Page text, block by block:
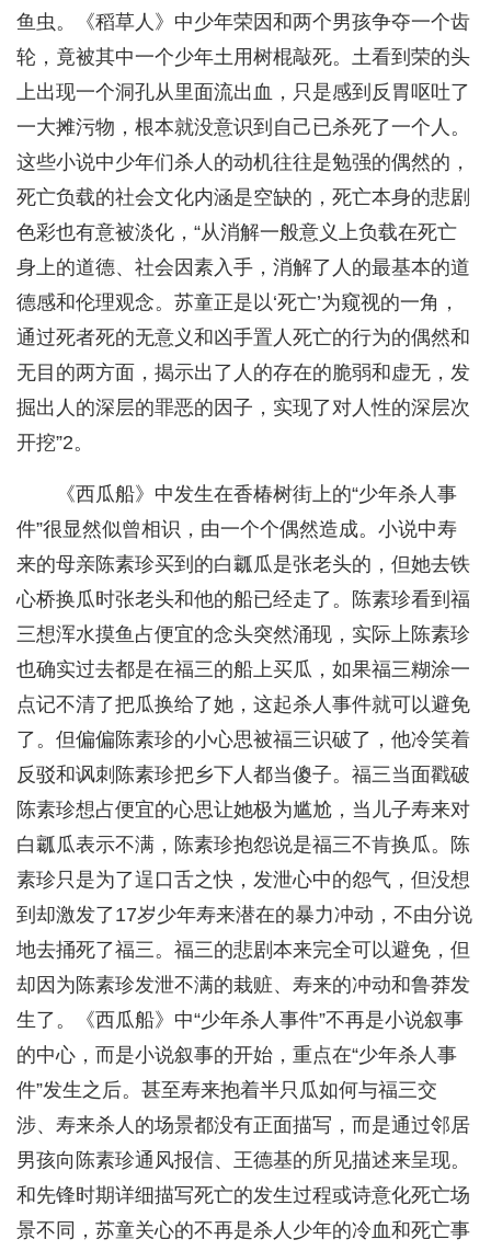
鱼虫。《稻草人》中少年荣因和两个男孩争夺一个齿
轮，竟被其中一个少年土用树棍敲死。土看到荣的头
上出现一个洞孔从里面流出血，只是感到反胃呕吐了
一大摊污物，根本就没意识到自己已杀死了一个人。
这些小说中少年们杀人的动机往往是勉强的偶然的，
死亡负载的社会文化内涵是空缺的，死亡本身的悲剧
色彩也有意被淡化，“从消解一般意义上负载在死亡
身上的道德、社会因素入手，消解了人的最基本的道
德感和伦理观念。苏童正是以‘死亡’为窥视的一角，
通过死者死的无意义和凶手置人死亡的行为的偶然和
无目的两方面，揭示出了人的存在的脆弱和虚无，发
掘出人的深层的罪恶的因子，实现了对人性的深层次
开挖”2。
《西瓜船》中发生在香椿树街上的“少年杀人事
件”很显然似曾相识，由一个个偶然造成。小说中寿
来的母亲陈素珍买到的白瓤瓜是张老头的，但她去铁
心桥换瓜时张老头和他的船已经走了。陈素珍看到福
三想浑水摸鱼占便宜的念头突然涌现，实际上陈素珍
也确实过去都是在福三的船上买瓜，如果福三糊涂一
点记不清了把瓜换给了她，这起杀人事件就可以避免
了。但偏偏陈素珍的小心思被福三识破了，他冷笑着
反驳和讽刺陈素珍把乡下人都当傻子。福三当面戳破
陈素珍想占便宜的心思让她极为尴尬，当儿子寿来对
白瓤瓜表示不满，陈素珍抱怨说是福三不肯换瓜。陈
素珍只是为了逞口舌之快，发泄心中的怨气，但没想
到却激发了17岁少年寿来潜在的暴力冲动，不由分说
地去捅死了福三。福三的悲剧本来完全可以避免，但
却因为陈素珍发泄不满的栽赃、寿来的冲动和鲁莽发
生了。《西瓜船》中“少年杀人事件”不再是小说叙事
的中心，而是小说叙事的开始，重点在“少年杀人事
件”发生之后。甚至寿来抱着半只瓜如何与福三交
涉、寿来杀人的场景都没有正面描写，而是通过邻居
男孩向陈素珍通风报信、王德基的所见描述来呈现。
和先锋时期详细描写死亡的发生过程或诗意化死亡场
景不同，苏童关心的不再是杀人少年的冷血和死亡事